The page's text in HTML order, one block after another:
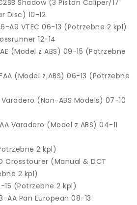
Shadow (3 Piston Caliper/17"
Disc) 10-12
A9 VTEC 06-13 (Potrzebne 2 kpl)
12-14
(Model z ABS) 09-15 (Potrzebne
(Model z ABS) 06-13 (Potrzebne
Varadero (Non-ABS Models) 07-10
Varadero (Model z ABS) 04-11
2 kpl)
Crosstourer (Manual & DCT
2 kpl)
15 (Potrzebne 2 kpl)
AA Pan European 08-13